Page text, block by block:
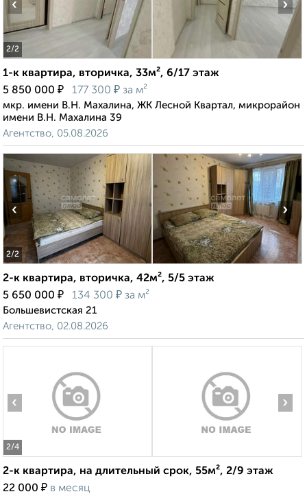
2/2
‹ ›
1-к квартира, вторичка, 33м², 6/17 этаж
5 850 000 ₽ 177 300 ₽ за м²
мкр. имени В.Н. Махалина, ЖК Лесной Квартал, микрорайон
имени В.Н. Махалина 39
Агентство, 05.08.2026
2/2
‹ ›
2-к квартира, вторичка, 42м², 5/5 этаж
5 650 000 ₽ 134 300 ₽ за м²
Большевистская 21
Агентство, 02.08.2026
2/4
‹ ›
2-к квартира, на длительный срок, 55м², 2/9 этаж
22 000 ₽ в месяц